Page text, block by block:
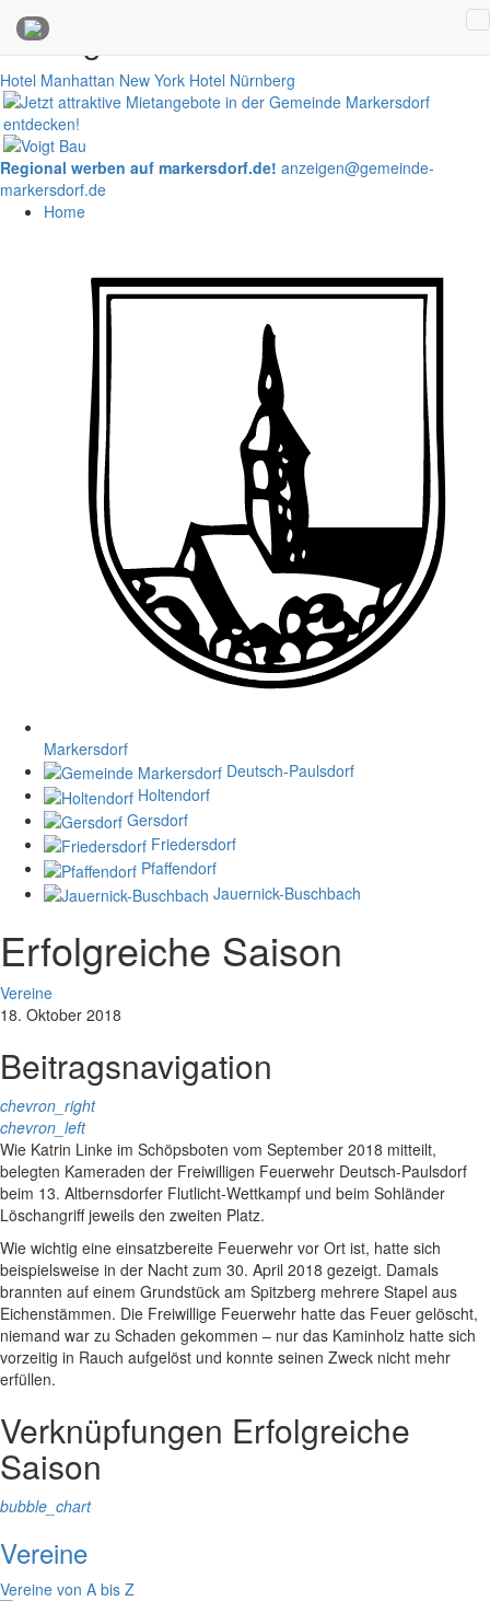
Anzeigen
Hotel Manhattan New York Hotel Nürnberg
Regional werben auf markersdorf.de! anzeigen@gemeinde-
markersdorf.de
Home
Markersdorf
Deutsch-Paulsdorf
Holtendorf
Gersdorf
Friedersdorf
Pfaffendorf
Jauernick-Buschbach
Erfolgreiche Saison
Vereine
18. Oktober 2018
Beitragsnavigation
chevron_right
chevron_left
Wie Katrin Linke im Schöpsboten vom September 2018 mitteilt,
belegten Kameraden der Freiwilligen Feuerwehr Deutsch-Paulsdorf
beim 13. Altbernsdorfer Flutlicht-Wettkampf und beim Sohländer
Löschangriff jeweils den zweiten Platz.
Wie wichtig eine einsatzbereite Feuerwehr vor Ort ist, hatte sich
beispielsweise in der Nacht zum 30. April 2018 gezeigt. Damals
brannten auf einem Grundstück am Spitzberg mehrere Stapel aus
Eichenstämmen. Die Freiwillige Feuerwehr hatte das Feuer gelöscht,
niemand war zu Schaden gekommen – nur das Kaminholz hatte sich
vorzeitig in Rauch aufgelöst und konnte seinen Zweck nicht mehr
erfüllen.
Verknüpfungen Erfolgreiche
Saison
bubble_chart
Vereine
Vereine von A bis Z